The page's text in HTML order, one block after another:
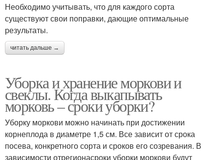
Необходимо учитывать, что для каждого сорта
существуют свои поправки, дающие оптимальные
результаты.
читать дальше →
Уборка и хранение моркови и
свеклы. Когда выкапывать
морковь – сроки уборки?
Уборку моркови можно начинать при достижении
корнеплода в диаметре 1,5 см. Все зависит от срока
посева, конкретного сорта и сроков его созревания. В
зависимости отрегионасроки уборки моркови будут